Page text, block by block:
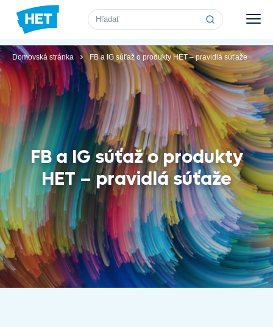
Vyhľadávanie
Domovská stránka FB a IG súťaž o produkty HET – pravidlá súťaže
FB a IG súťaž o produkty
HET – pravidlá súťaže